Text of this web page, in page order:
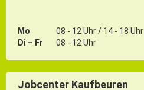
Mo
08 - 12 Uhr / 14 - 18 Uhr
Di – Fr
08 - 12 Uhr
Jobcenter Kaufbeuren